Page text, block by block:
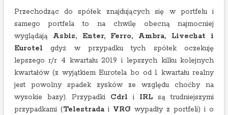
Przechodząc do spółek znajdujących się w portfelu i
samego portfela to na chwilę obecną najmocniej
wyglądają Asbis, Enter, Ferro, Ambra, Livechat i
Eurotel gdyż w przypadku tych spółek oczekuję
lepszego r/r 4 kwartału 2019 i lepszych kilku kolejnych
kwartałów (z wyjątkiem Eurotela bo od 1 kwartału realny
jest powolny spadek zysków ze względu choćby na
wysokie bazy). Przypadki Cdrl i IRL są trudniejszymi
przypadkami (Telestradai VRG wypadły z portfeli) i o